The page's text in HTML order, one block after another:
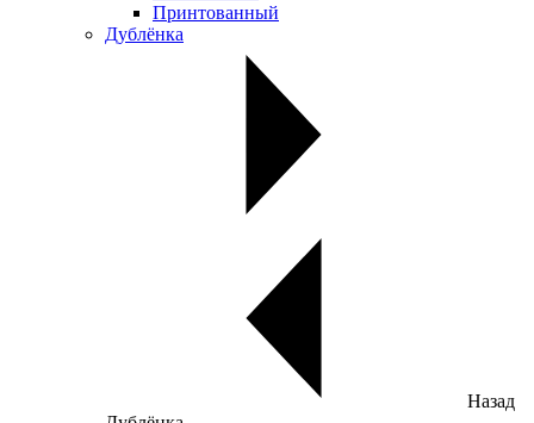
Принтованный
Дублёнка
Назад